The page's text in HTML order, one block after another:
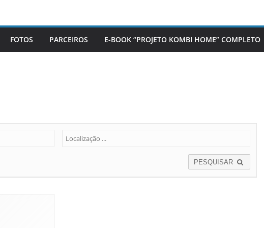
FOTOS PARCEIROS E-BOOK “PROJETO KOMBI HOME” COMPLETO
PESQUISAR